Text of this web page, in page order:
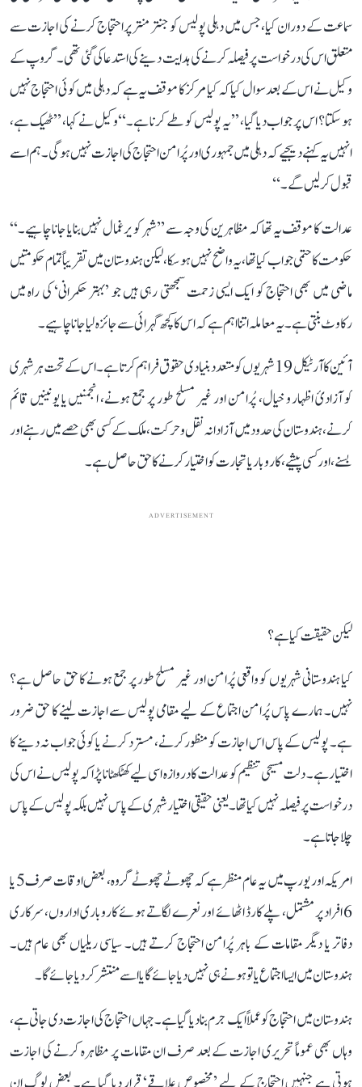
سماعت کے دوران کیا، جس میں دہلی پولیس کو جنتر منتر پر احتجاج کرنے کی اجازت سے
متعلق اس کی درخواست پر فیصلہ کرنے کی ہدایت دینے کی استدعا کی گئی تھی۔ گروپ کے
وکیل نے اس کے بعد سوال کیا کہ کیا مرکز کا موقف یہ ہے کہ دہلی میں کوئی احتجاج نہیں
ہو سکتا؟ اس پر جواب دیا گیا، ’’یہ پولیس کو طے کرنا ہے۔‘‘ وکیل نے کہا، ’’ٹھیک ہے،
انہیں یہ کہنے دیجیے کہ دہلی میں جمہوری اور پُرامن احتجاج کی اجازت نہیں ہوگی۔ ہم اسے
قبول کر لیں گے۔‘‘
عدالت کا موقف یہ تھا کہ مظاہرین کی وجہ سے ’’شہر کو یرغمال نہیں بنایا جانا چاہیے۔‘‘
حکومت کا حتمی جواب کیا تھا، یہ واضح نہیں ہو سکا، لیکن ہندوستان میں تقریباً تمام حکومتیں
ماضی میں بھی احتجاج کو ایک ایسی زحمت سمجھتی رہی ہیں جو ’بہتر حکمرانی‘ کی راہ میں
رکاوٹ بنتی ہے۔ یہ معاملہ اتنا اہم ہے کہ اس کا کچھ گہرائی سے جائزہ لیا جانا چاہیے۔
آئین کا آرٹیکل 19 شہریوں کو متعدد بنیادی حقوق فراہم کرتا ہے۔ اس کے تحت ہر شہری
کو آزادیٔ اظہار و خیال، پُرامن اور غیر مسلح طور پر جمع ہونے، انجمنیں یا یونینیں قائم
کرنے، ہندوستان کی حدود میں آزادانہ نقل و حرکت، ملک کے کسی بھی حصے میں رہنے اور
بسنے، اور کسی پیشے، کاروبار یا تجارت کو اختیار کرنے کا حق حاصل ہے۔
ADVERTISEMENT
لیکن حقیقت کیا ہے؟
کیا ہندوستانی شہریوں کو واقعی پُرامن اور غیر مسلح طور پر جمع ہونے کا حق حاصل ہے؟
نہیں۔ ہمارے پاس پُرامن اجتماع کے لیے مقامی پولیس سے اجازت لینے کا حق ضرور
ہے۔ پولیس کے پاس اس اجازت کو منظور کرنے، مسترد کرنے یا کوئی جواب نہ دینے کا
اختیار ہے۔ دلت مسیحی تنظیم کو عدالت کا دروازہ اسی لیے کھٹکھٹانا پڑا کہ پولیس نے اس کی
درخواست پر فیصلہ نہیں کیا تھا۔ یعنی حقیقی اختیار شہری کے پاس نہیں بلکہ پولیس کے پاس
چلا جاتا ہے۔
امریکہ اور یورپ میں یہ عام منظر ہے کہ چھوٹے چھوٹے گروہ، بعض اوقات صرف 5 یا
6 افراد پر مشتمل، پلے کارڈ اٹھائے اور نعرے لگاتے ہوئے کاروباری اداروں، سرکاری
دفاتر یا دیگر مقامات کے باہر پُرامن احتجاج کرتے ہیں۔ سیاسی ریلیاں بھی عام ہیں۔
ہندوستان میں ایسا اجتماع یا تو ہونے ہی نہیں دیا جائے گا یا اسے منتشر کر دیا جائے گا۔
ہندوستان میں احتجاج کو عملاً ایک جرم بنا دیا گیا ہے۔ جہاں احتجاج کی اجازت دی جاتی ہے،
وہاں بھی عموماً تحریری اجازت کے بعد صرف ان مقامات پر مظاہرہ کرنے کی اجازت